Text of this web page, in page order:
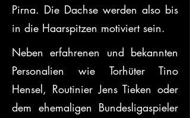
Pirna. Die Dachse werden also bis
in die Haarspitzen motiviert sein.
Neben erfahrenen und bekannten
Personalien wie Torhüter Tino
Hensel, Routinier Jens Tieken oder
dem ehemaligen Bundesligaspieler